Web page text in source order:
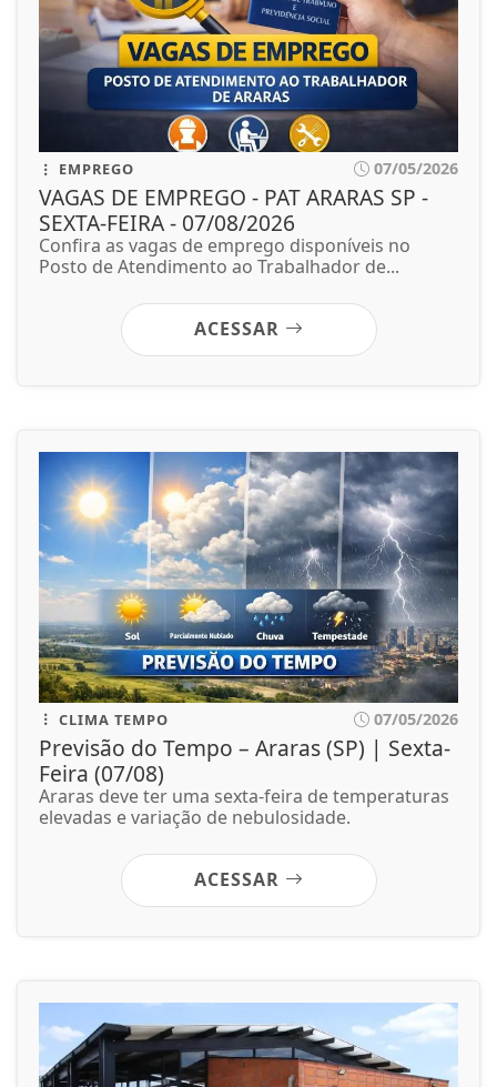
EMPREGO 07/05/2026
VAGAS DE EMPREGO - PAT ARARAS SP -
SEXTA-FEIRA - 07/08/2026
Confira as vagas de emprego disponíveis no
Posto de Atendimento ao Trabalhador de...
ACESSAR
CLIMA TEMPO 07/05/2026
Previsão do Tempo – Araras (SP) | Sexta-
Feira (07/08)
Araras deve ter uma sexta-feira de temperaturas
elevadas e variação de nebulosidade.
ACESSAR